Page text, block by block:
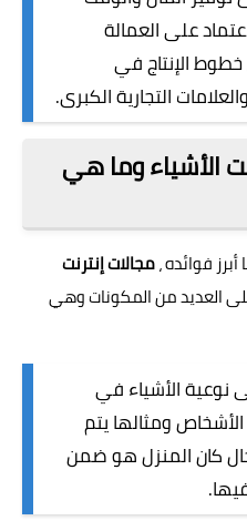
على العمالة
الإنتاج في
التجارية الكبرى.
الأشياء وما هي
فوائده ،مجالات إنترنت
العديد من المكونات وهي
نوعية الأشياء في
ومثالها يتم
كان المنزل هو ضمن